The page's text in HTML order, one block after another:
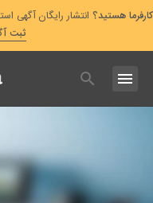
کارفرما هستید؟ انتشار رایگان آگهی استخدام در ۲۵ استان
ثبت